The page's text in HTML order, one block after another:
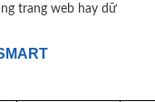
trang web hay dữ